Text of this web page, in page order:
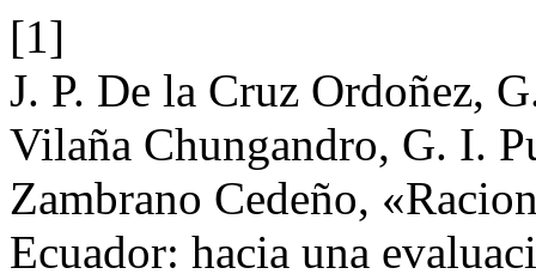
[1]
J. P. De la Cruz Ordoñez,
Vilaña Chungandro, G. I.
Zambrano Cedeño,
Ecuador: hacia una